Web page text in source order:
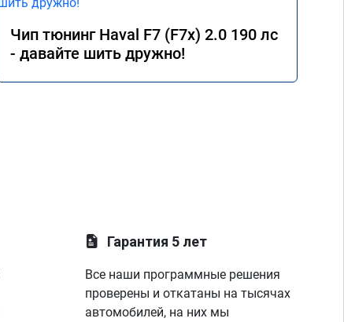
Чип тюнинг Haval F7 (F7x) 2.0 190 лс
- давайте шить дружно!
Гарантия 5 лет
Все наши программные решения
проверены и откатаны на тысячах
автомобилей, на них мы